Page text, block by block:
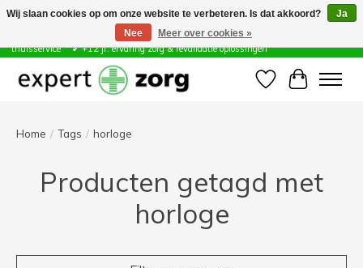
Zorg & Revalidatie Hulpmiddelen ✔ Eigen technische dienst &
thuisservice* ✔ +12 jr. ervaring zorg & revalidatie oplossingen
Verlanglijst
Home / Tags / horloge
Producten getagd met
horloge
Wij slaan cookies op om onze website te verbeteren. Is dat akkoord?
Ja
Nee
Meer over cookies »